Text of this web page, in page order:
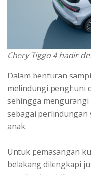
Chery Tiggo 4 hadir
Dalam benturan
melindungi penghuni
sehingga mengurangi
sebagai perlindungan
anak.
Untuk pemasangan
belakang dilengkapi